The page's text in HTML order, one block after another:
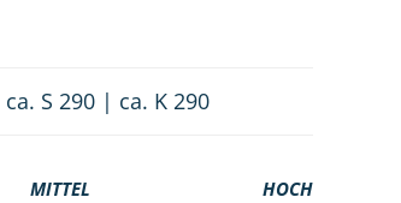
ca. S 290 | ca. K 290
MITTEL HOCH